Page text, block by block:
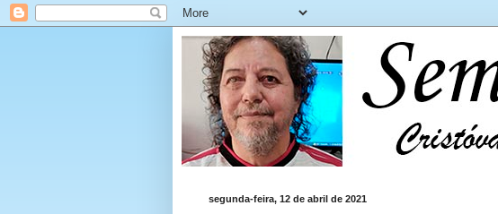
segunda-feira, 12 de abril de 2021